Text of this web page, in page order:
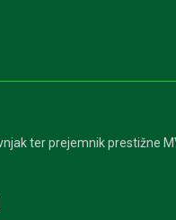
ter prejemnik prestižne